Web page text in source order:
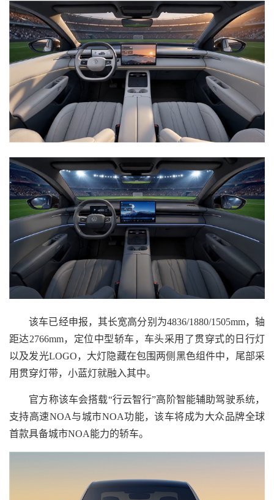
该车已经申报，其长宽高分别为4836/1880/1505mm，轴
距达2766mm，定位中型轿车，车头采用了贯穿式的日行灯
以及发光LOGO，大灯隐藏在包围两侧黑色组件中，尾部采
用贯穿灯带，小蓝灯就融入其中。
官方称该车会搭载“行云智行”高阶智能辅助驾驶系统，
支持高速NOA与城市NOA功能，该车将成为大众品牌全球
首款具备城市NOA能力的轿车。